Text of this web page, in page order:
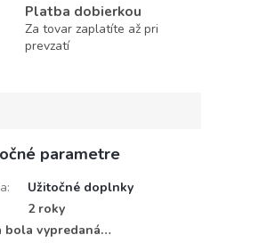
Platba dobierkou
Za tovar zaplatíte až pri
prevzatí
parametre
:
Užitočné doplnky
2 roky
bola vypredaná…